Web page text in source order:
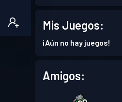
Mis Juegos:
¡Aún no hay juegos!
Amigos: